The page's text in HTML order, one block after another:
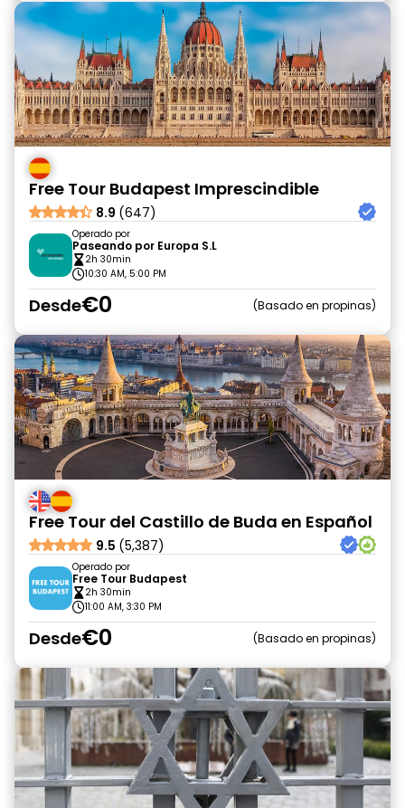
Free Tour Budapest Imprescindible
8.9 (647)
Operado por
Paseando por Europa S.L
2h 30min
10:30 AM, 5:00 PM
Desde€0 Basado en propinas
Free Tour del Castillo de Buda en Español
9.5 (5,387)
Operado por
Free Tour Budapest
2h 30min
11:00 AM, 3:30 PM
Desde€0 Basado en propinas